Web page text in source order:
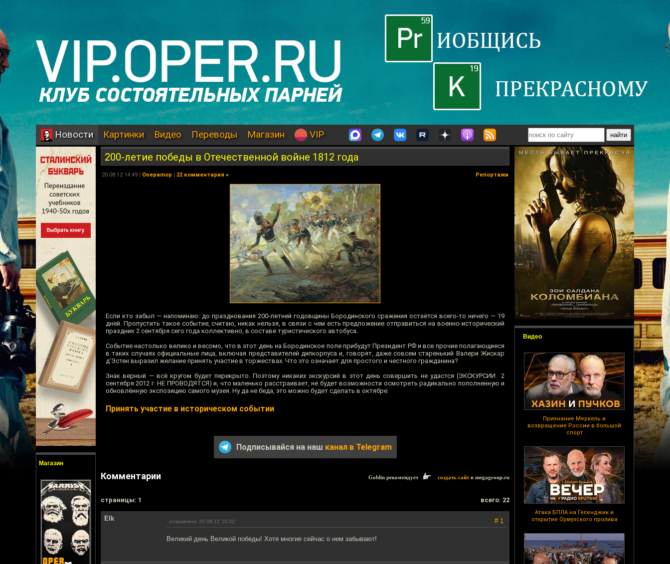
Новости Картинки Видео Переводы Магазин VIP
Магазин
Видео
Признание Меркель и
возвращение России в большой
спорт
Атака БПЛА на Геленджик и
открытие Ормузского пролива
200-летие победы в Отечественной войне 1812 года
20.08.12 14:49 | Onepamop | 22 комментария » Репортажи
Если кто забыл — напоминаю: до празднования 200-летней годовщины Бородинского сражения остаётся всего-то ничего — 19
дней. Пропустить такое событие, считаю, никак нельзя, в связи с чем есть предложение отправиться на военно-исторический
праздник 2 сентября сего года коллективно, в составе туристического автобуса.
Событие настолько велико и весомо, что в этот день на Бородинское поле прибудут Президент РФ и все прочие полагающиеся
в таких случаях официальные лица, включая представителей дипкорпуса и, говорят, даже совсем старенький Валери Жискар
д’Эстен выразил желание принять участие в торжествах. Что это означает для простого и честного гражданина?
Знак верный — всё кругом будет перекрыто. Поэтому никаких экскурсий в этот день совершить не удастся (ЭКСКУРСИИ 2
сентября 2012 г. НЕ ПРОВОДЯТСЯ) и, что маленько расстраивает, не будет возможности осмотреть радикально пополненную и
обновлённую экспозицию самого музея. Ну да не беда, это можно будет сделать в октябре.
Принять участие в историческом событии
Подписывайся на наш канал в Telegram
Комментарии Goblin рекомендует создать сайтв megagroup.ru
cтраницы: 1 всего: 22
Elk отправлено 20.08.12 15:32 # 1
Великий день Великой победы! Хотя многие сейчас о нем забывают!